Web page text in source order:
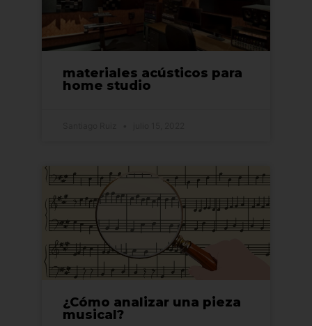
materiales acústicos para
home studio
¿Cómo analizar una pieza
musical?